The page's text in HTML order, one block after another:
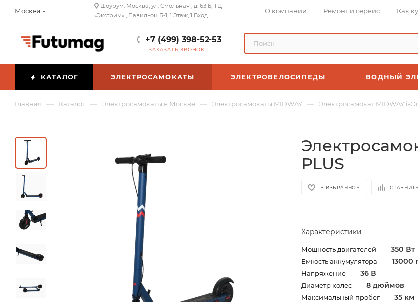
Москва
Шоурум: Москва, ул. Смольная , д. 63 Б, ТЦ
«Экстрим» , Павильон Б-1, 1 Этаж, 1 Вход
О компании Ремонт и сервис Как
+7 (499) 398-52-53
ЗАКАЗАТЬ ЗВОНОК
КАТАЛОГ ЭЛЕКТРОСАМОКАТЫ ЭЛЕКТРОВЕЛОСИПЕДЫ ВОДНЫЙ
Главная — Каталог — Электросамокаты в Москве — Электросамокаты MIDWAY — Электросамокат MIDWAY i-
PLUS
В ИЗБРАННОЕ СРАВНИТЬ
Характеристики
Мощность двигателей — 350 Вт
Емкость аккумулятора — 13000
Напряжение — 36 В
Диаметр колес — 8 дюймов
Максимальный пробег — 35 км